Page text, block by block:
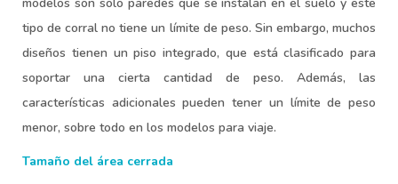
tipo de corral no tiene un límite de peso. Sin embargo, muchos
diseños tienen un piso integrado, que está clasificado para
soportar una cierta cantidad de peso. Además, las
características adicionales pueden tener un límite de peso
menor, sobre todo en los modelos para viaje.
Tamaño del área cerrada